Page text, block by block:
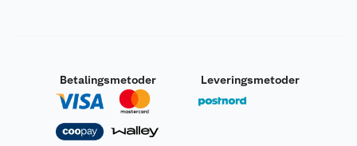
Betalingsmetoder Leveringsmetoder